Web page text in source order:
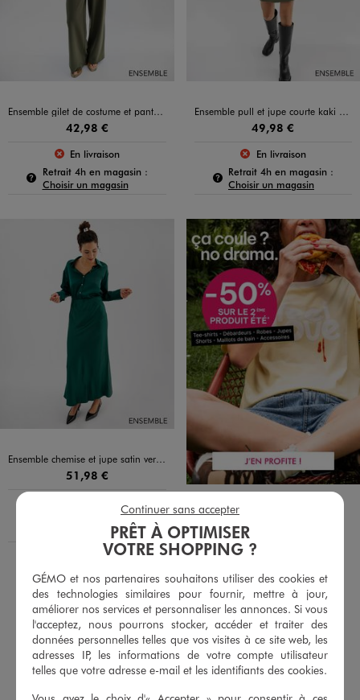
Ensemble gilet de costume et pantalon fluide kaki pour femme
42,98 €
Le produit n’est pas disponible :
En livraison
Retrait 4h en magasin :Pour connaître la disponibilité de ce produit :
Choisir un magasin
Ensemble pull et jupe courte kaki pour femme
49,98 €
Le produit n’est
En livraison
Retrait 4h en magasin :
Choisir un magasin
Ensemble chemise et jupe satin vert pour femme
51,98 €
Le produit n’est pas disponible :
Retrait 4h en magasin :Pour connaître la disponibilité de ce produit :
Choisir un magasin
RETROUVEZ NOS CATÉGORIES VÊTEMENTS ET
CHAUSSURES POUR TOUTE LA FAMILLE
Tenue de cérémonie femme
PRÊT À OPTIMISER
VOTRE SHOPPING ?
GÉMO et nos partenaires souhaitons utiliser des cookies et
des technologies similaires pour fournir, mettre à jour,
améliorer nos services et personnaliser les annonces. Si vous
l'acceptez, nous pourrons stocker, accéder et traiter des
données personnelles telles que vos visites à ce site web, les
adresses IP, les informations de votre compte utilisateur
telles que votre adresse e-mail et les identifiants des cookies.
Continuer sans accepter